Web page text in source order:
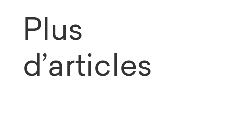
Plus
d’articles